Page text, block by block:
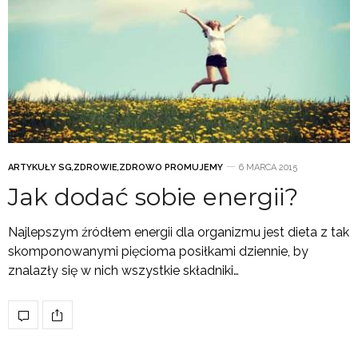
ARTYKUŁY SG,ZDROWIE,ZDROWO PROMUJEMY 6 MARCA 2015
Jak dodać sobie energii?
Najlepszym źródłem energii dla organizmu jest dieta z tak
skomponowanymi pięcioma posiłkami dziennie, by
znalazły się w nich wszystkie składniki…